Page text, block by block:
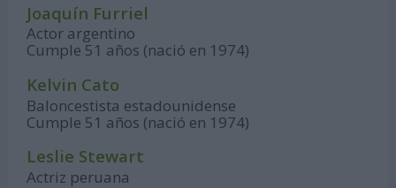
Joaquín Furriel
Actor argentino
Cumple 51 años (nació en 1974)
Kelvin Cato
Baloncestista estadounidense
Cumple 51 años (nació en 1974)
Leslie Stewart
Actriz peruana